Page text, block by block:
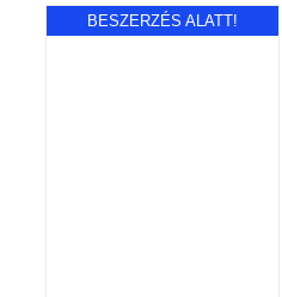
BESZERZÉS ALATT!